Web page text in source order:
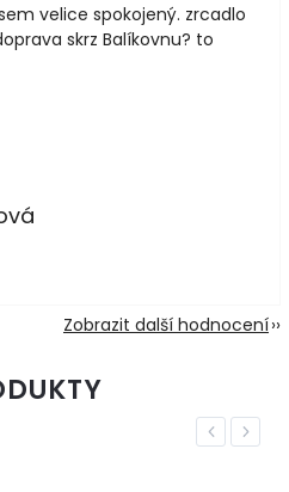
velice spokojený. zrcadlo
skrz Balíkovnu? to
Zobrazit další hodnocení
Previous
Next